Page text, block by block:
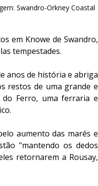
Swandro-Orkney Coastal
em Knowe de Swandro,
tempestades.
anos de história e abriga
restos de uma grande e
do Ferro, uma ferraria e
aumento das marés e
"mantendo os dedos
retornarem a Rousay,